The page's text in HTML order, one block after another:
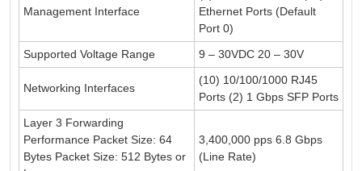
Management Interface
Ethernet Ports (Default
Port 0)
Supported Voltage Range
9 – 30VDC 20 – 30V
Networking Interfaces
(10) 10/100/1000 RJ45
Ports (2) 1 Gbps SFP Ports
Layer 3 Forwarding
Performance Packet Size: 64
Bytes Packet Size: 512 Bytes or
3,400,000 pps 6.8 Gbps
(Line Rate)